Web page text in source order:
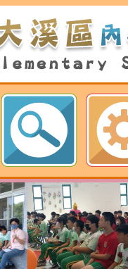
國民小學網
府家庭
孫樂淘
處檢送